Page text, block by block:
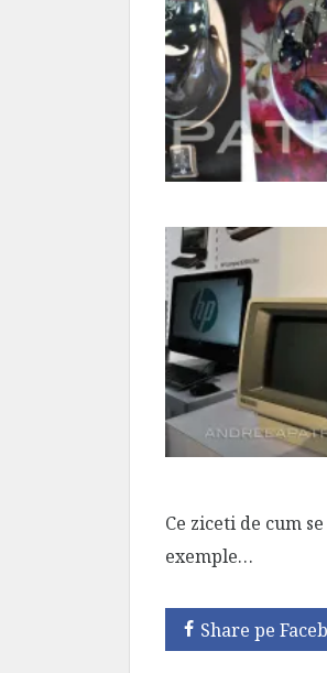
Ce ziceti de cum
exemple…
Share pe